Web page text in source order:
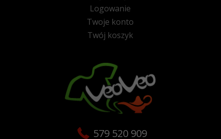
Logowanie
Twoje konto
Twój koszyk
579 520 909